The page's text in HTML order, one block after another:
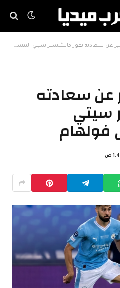
عن سعادته بفوز مانشستر سيتي المستحق على فولهام
عن سعادته
سيتي
فولهام